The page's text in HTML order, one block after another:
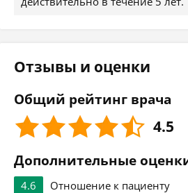
Отзывы и оценки
Общий рейтинг врача
4.5
Дополнительные
4.6
Отношение к пациенту